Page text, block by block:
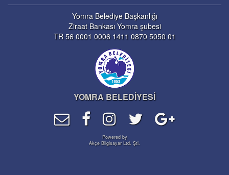
Yomra Belediye Başkanlığı
Ziraat Bankası Yomra şubesi
TR 56 0001 0006 1411 0870 5050 01
YOMRA BELEDİYESİ
Powered by
Akçe Bilgisayar Ltd. Şti.